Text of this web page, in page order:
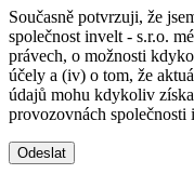
Současně potvrzuji, že
společnost invelt - s.r.o.
právech, o možnosti
účely a (iv) o tom, že
údajů mohu kdykoliv
provozovnách společnosti
Odeslat